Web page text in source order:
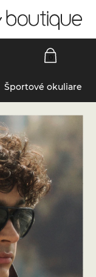
Športové okuliare